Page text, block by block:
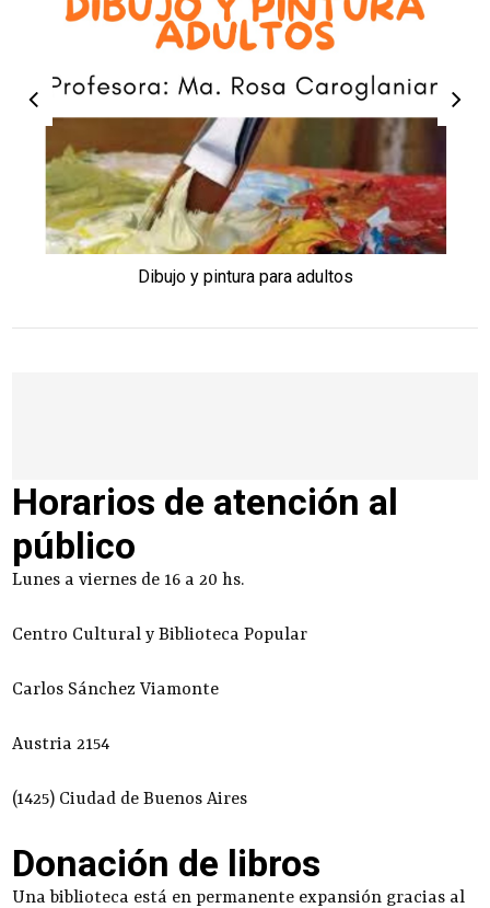
Dibujo y pintura para adultos
Horarios de atención al
público
Lunes a viernes de 16 a 20 hs.
Centro Cultural y Biblioteca Popular
Carlos Sánchez Viamonte
Austria 2154
(1425) Ciudad de Buenos Aires
Donación de libros
Una biblioteca está en permanente expansión gracias al